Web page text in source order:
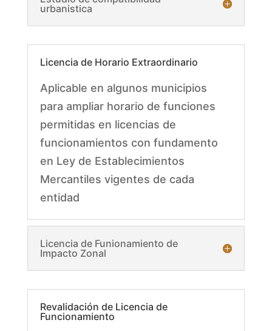
urbanistica
Licencia de Horario Extraordinario
Aplicable en algunos municipios
para ampliar horario de funciones
permitidas en licencias de
funcionamientos con fundamento
en Ley de Establecimientos
Mercantiles vigentes de cada
entidad
Licencia de Funionamiento de
Impacto Zonal
Revalidación de Licencia de
Funcionamiento